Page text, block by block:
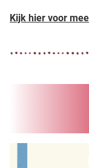
Kijk hier voor